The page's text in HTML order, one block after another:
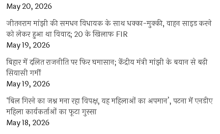
May 20, 2026
जीतनराम मांझी की समधन विधायक के साथ धक्का-मुक्की, वाहन साइड करने
को लेकर हुआ था विवाद; 20 के खिलाफ FIR
May 19, 2026
बिहार में दलित राजनीति पर फिर घमासान; केंद्रीय मंत्री मांझी के बयान से बढ़ी
सियासी गर्मी
May 19, 2026
‘बिल गिरने का जश्न मना रहा विपक्ष, यह महिलाओं का अपमान’, पटना में एनडीए
महिला कार्यकर्ताओं का फूटा गुस्सा
May 18, 2026